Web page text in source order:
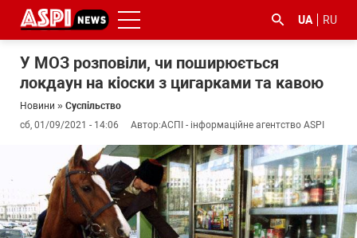
UA RU
У МОЗ розповіли, чи поширюється
локдаун на кіоски з цигарками та кавою
Новини » Суспільство
сб, 01/09/2021 - 14:06
Автор:АСПІ - інформаційне агентство ASPI
#ООС
#боротьба
з
корупцією
#ДФС #Київ #коронавірус